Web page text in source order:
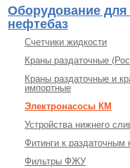
Оборудование
нефтебаз
Счетчики жидкости
Краны раздаточные
Краны раздаточные и
импортные
Электронасосы КМ
Устройства нижнего
Фитинги к раздаточным
Фильтры ФЖУ